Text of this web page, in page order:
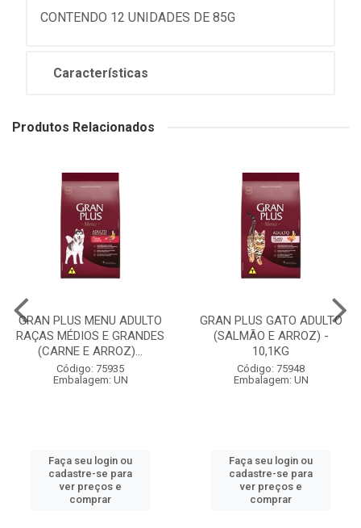
CONTENDO 12 UNIDADES DE 85G
Características
Produtos Relacionados
GRAN PLUS MENU ADULTO
RAÇAS MÉDIOS E GRANDES
(CARNE E ARROZ)...
Código: 75935
Embalagem: UN
Faça seu login ou
cadastre-se para
ver preços e
comprar
GRAN PLUS GATO ADULTO
(SALMÃO E ARROZ) -
10,1KG
Código: 75948
Embalagem: UN
Faça seu login ou
cadastre-se para
ver preços e
comprar